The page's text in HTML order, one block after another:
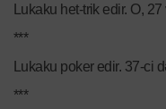
Lukaku het-trik edir. O,
***
Lukaku poker edir. 37-ci
***